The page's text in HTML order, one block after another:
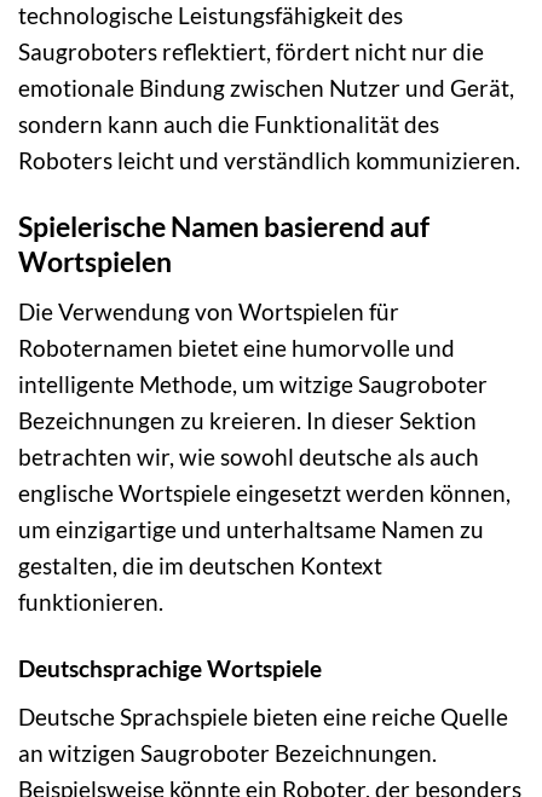
technologische Leistungsfähigkeit des
Saugroboters reflektiert, fördert nicht nur die
emotionale Bindung zwischen Nutzer und Gerät,
sondern kann auch die Funktionalität des
Roboters leicht und verständlich kommunizieren.
Spielerische Namen basierend auf
Wortspielen
Die Verwendung von Wortspielen für
Roboternamen bietet eine humorvolle und
intelligente Methode, um witzige Saugroboter
Bezeichnungen zu kreieren. In dieser Sektion
betrachten wir, wie sowohl deutsche als auch
englische Wortspiele eingesetzt werden können,
um einzigartige und unterhaltsame Namen zu
gestalten, die im deutschen Kontext
funktionieren.
Deutschsprachige Wortspiele
Deutsche Sprachspiele bieten eine reiche Quelle
an witzigen Saugroboter Bezeichnungen.
Beispielsweise könnte ein Roboter, der besonders